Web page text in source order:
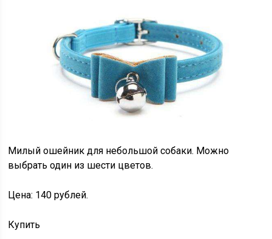
Милый ошейник для небольшой собаки. Можно
выбрать один из шести цветов.
Цена: 140 рублей.
Купить